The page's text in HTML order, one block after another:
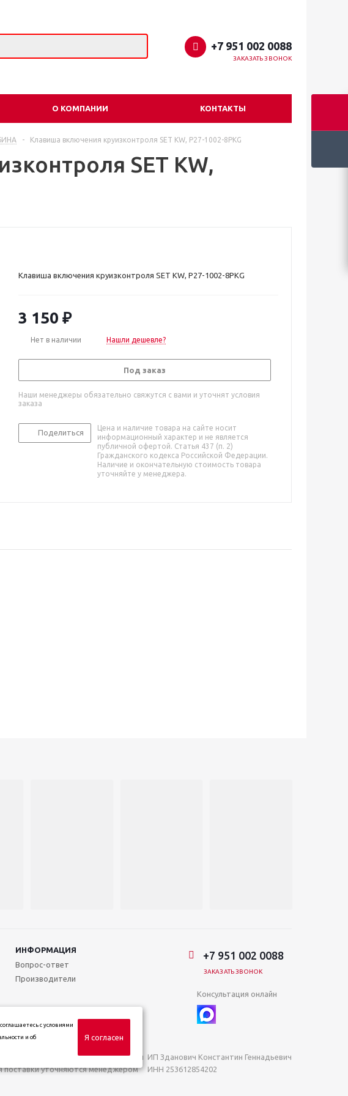
+7 951 002 0088
ЗАКАЗАТЬ ЗВОНОК
О КОМПАНИИ КОНТАКТЫ
- Клавиша включения круизконтроля SET KW, P27-1002-8PKG
SET KW,
Клавиша включения круизконтроля SET KW, P27-1002-8PKG
3 150 ₽
Нет в наличии Нашли дешевле?
Под заказ
Наши менеджеры обязательно свяжутся с вами и уточнят условия
заказа
Поделиться
Цена и наличие товара на сайте носит
информационный характер и не является
публичной офертой. Статья 437 (п. 2)
Гражданского кодекса Российской Федерации.
Наличие и окончательную стоимость товара
уточняйте у менеджера.
ИНФОРМАЦИЯ
Вопрос-ответ
Производители
+7 951 002 0088
ЗАКАЗАТЬ ЗВОНОК
Консультация онлайн
определяемой положениями
поставки уточняются менеджером
ИП Зданович Константин Геннадьевич
ИНН 253612854202
с условиями
и об
Я согласен